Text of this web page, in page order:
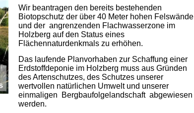
Wir beantragen den bereits bestehenden
Biotopschutz der über 40 Meter hohen Felswände
und der angrenzenden Flachwasserzone im
Holzberg auf den Status eines
Flächennaturdenkmals zu erhöhen.
Das laufende Planvorhaben zur Schaffung einer
Erdstoffdeponie im Holzberg muss aus Gründen
des Artenschutzes, des Schutzes unserer
wertvollen natürlichen Umwelt und unserer
einmaligen Bergbaufolgelandschaft abgewiesen
werden.